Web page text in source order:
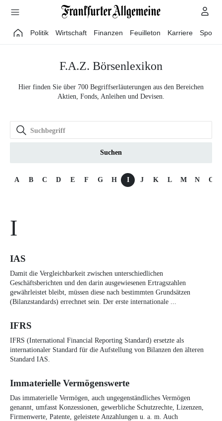
Direkt zum Hauptinhalt
Politik Wirtschaft Finanzen Feuilleton Karriere Sport
F.A.Z. Börsenlexikon
Hier finden Sie über 700 Begriffserläuterungen aus den Bereichen
Aktien, Fonds, Anleihen und Devisen.
Suchen
A B C D E F G H I J K L M N O
I
IAS
Damit die Vergleichbarkeit zwischen unterschiedlichen
Geschäftsberichten und den darin ausgewiesenen Ertragszahlen
gewährleistet bleibt, müssen diese nach bestimmten Grundsätzen
(Bilanzstandards) errechnet sein. Der erste internationale ...
IFRS
IFRS (International Financial Reporting Standard) ersetzte als
internationaler Standard für die Aufstellung von Bilanzen den älteren
Standard IAS.
Immaterielle Vermögenswerte
Das immaterielle Vermögen, auch ungegenständliches Vermögen
genannt, umfasst Konzessionen, gewerbliche Schutzrechte, Lizenzen,
Firmenwerte, Patente, geleistete Anzahlungen u. a. m. Auch